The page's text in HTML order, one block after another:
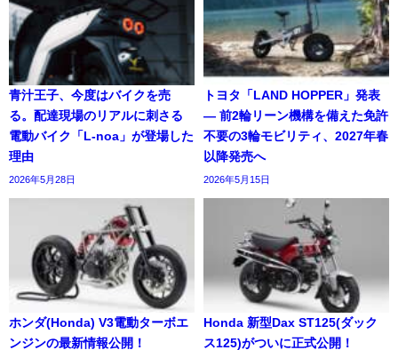
青汁王子、今度はバイクを売
る。配達現場のリアルに刺さる
電動バイク「L-noa」が登場した
理由
2026年5月28日
トヨタ「LAND HOPPER」発表
― 前2輪リーン機構を備えた免許
不要の3輪モビリティ、2027年春
以降発売へ
2026年5月15日
ホンダ(Honda) V3電動ターボエ
ンジンの最新情報公開！
Honda 新型Dax ST125(ダック
ス125)がついに正式公開！